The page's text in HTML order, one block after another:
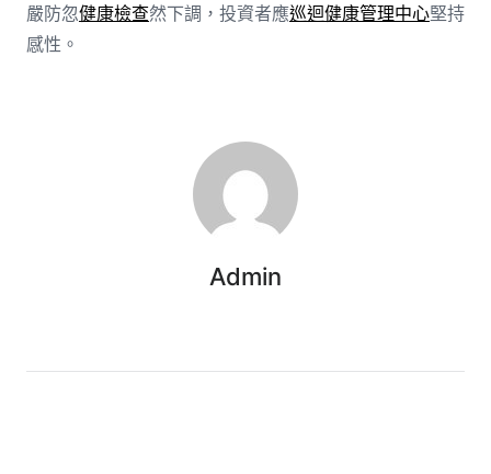
嚴防忽健康檢查然下調，投資者應巡迴健康管理中心堅持
感性。
Admin